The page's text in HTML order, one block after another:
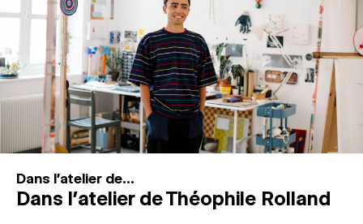
ESPACES DE PRATIQUE ARTISTIQUE ↓
Recherche
Connexion
Dans l'atelier de...
Dans l’atelier de Théophile Rolland